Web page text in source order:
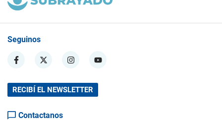
Seguinos
RECIBÍ EL NEWSLETTER
Contactanos